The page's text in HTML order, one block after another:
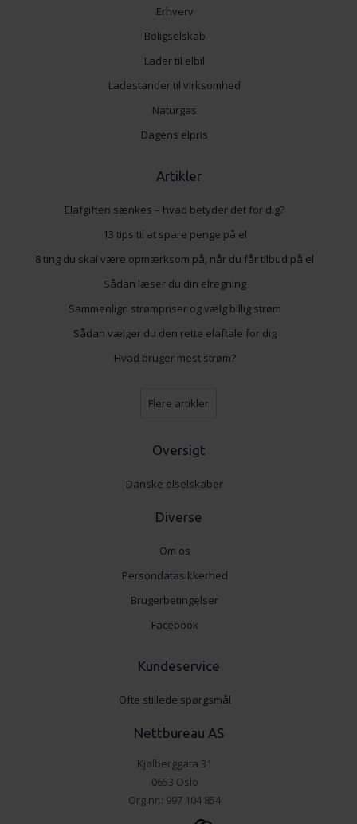
Erhverv
Boligselskab
Lader til elbil
Ladestander til virksomhed
Naturgas
Dagens elpris
Artikler
Elafgiften sænkes – hvad betyder det for dig?
13 tips til at spare penge på el
8 ting du skal være opmærksom på, når du får tilbud på el
Sådan læser du din elregning
Sammenlign strømpriser og vælg billig strøm
Sådan vælger du den rette elaftale for dig
Hvad bruger mest strøm?
Flere artikler
Oversigt
Danske elselskaber
Diverse
Om os
Persondatasikkerhed
Brugerbetingelser
Facebook
Kundeservice
Ofte stillede spørgsmål
Nettbureau AS
Kjølberggata 31
0653 Oslo
Org.nr.: 997 104 854